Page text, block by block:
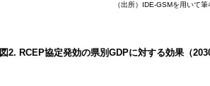
（出所）IDE-GSMを用いて筆
図2. RCEP協定発効の県別GDPに対する効果（